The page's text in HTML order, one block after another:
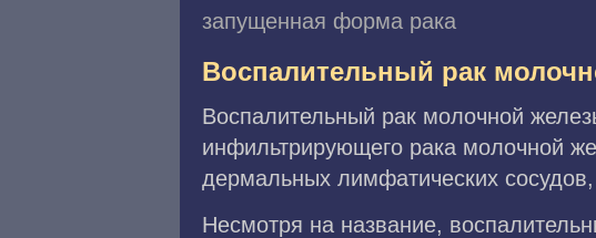
запущенная форма рака
Воспалительный рак
Воспалительный рак молочной
инфильтрирующего рака молочной
дермальных лимфатических
Несмотря на название,